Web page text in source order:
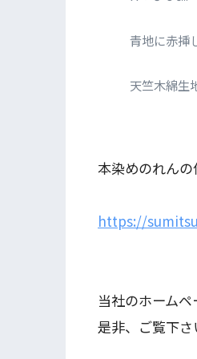
青地に赤挿
天竺木綿生
本染めのれん
https://
当社のホームペ
是非、ご覧下さ